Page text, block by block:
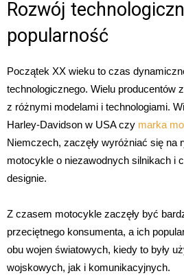
Rozwój
popularność
Początek XX wieku to czas
technologicznego. Wielu producentów
z różnymi modelami i technologiami.
Harley-Davidson w USA czy marka
Niemczech, zaczęły wyróżniać się na
motocykle o niezawodnych silnikach i
designie.
Z czasem motocykle zaczęły być
przeciętnego konsumenta, a ich
obu wojen światowych, kiedy to były
wojskowych, jak i komunikacyjnych.